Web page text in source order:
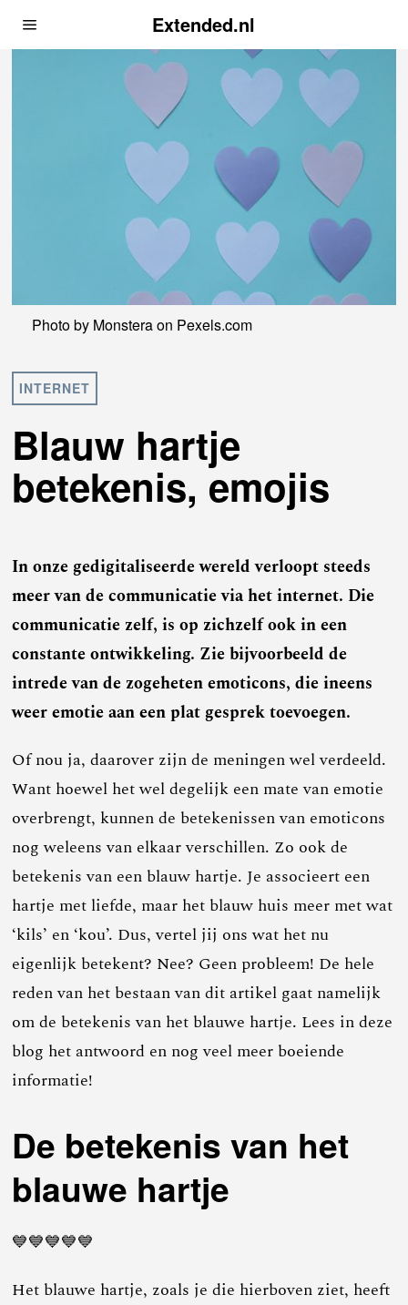
Extended.nl
Photo by Monstera on Pexels.com
INTERNET
Blauw hartje
betekenis, emojis
In onze gedigitaliseerde wereld verloopt steeds
meer van de communicatie via het internet. Die
communicatie zelf, is op zichzelf ook in een
constante ontwikkeling. Zie bijvoorbeeld de
intrede van de zogeheten emoticons, die ineens
weer emotie aan een plat gesprek toevoegen.
Of nou ja, daarover zijn de meningen wel verdeeld.
Want hoewel het wel degelijk een mate van emotie
overbrengt, kunnen de betekenissen van emoticons
nog weleens van elkaar verschillen. Zo ook de
betekenis van een blauw hartje. Je associeert een
hartje met liefde, maar het blauw huis meer met wat
‘kils’ en ‘kou’. Dus, vertel jij ons wat het nu
eigenlijk betekent? Nee? Geen probleem! De hele
reden van het bestaan van dit artikel gaat namelijk
om de betekenis van het blauwe hartje. Lees in deze
blog het antwoord en nog veel meer boeiende
informatie!
De betekenis van het
blauwe hartje
💙💙💙💙💙
Het blauwe hartje, zoals je die hierboven ziet, heeft